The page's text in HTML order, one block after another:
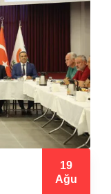
19
Ağu